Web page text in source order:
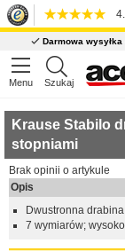
Darmowa wysyłka
Menu Szukaj
Krause Stabilo
stopniami
Brak opinii o artykule
Opis
Dwustronna
7 wymiarów;